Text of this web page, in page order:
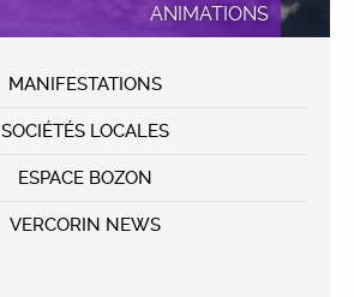
ANIMATIONS
MANIFESTATIONS
SOCIÉTÉS LOCALES
ESPACE BOZON
VERCORIN NEWS